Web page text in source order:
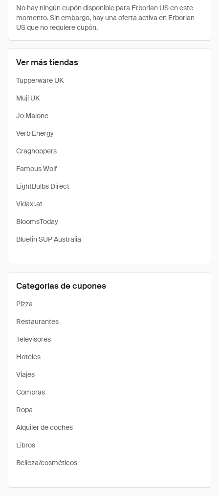
Ver más tiendas
Tupperware UK
Muji UK
Jo Malone
Verb Energy
Craghoppers
Famous Wolf
LightBulbs Direct
Vidaxl.at
BloomsToday
Bluefin SUP Australia
Categorías de cupones
Pizza
Restaurantes
Televisores
Hoteles
Viajes
Compras
Ropa
Alquiler de coches
Libros
Belleza/cosméticos
No hay ningún cupón disponible para Erborian US en este
momento. Sin embargo, hay una oferta activa en Erborian
US que no requiere cupón.